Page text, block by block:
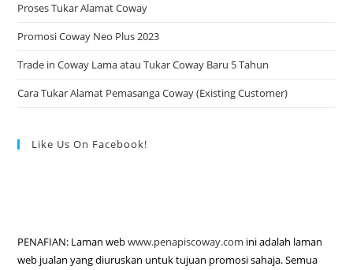
Proses Tukar Alamat Coway
Promosi Coway Neo Plus 2023
Trade in Coway Lama atau Tukar Coway Baru 5 Tahun
Cara Tukar Alamat Pemasanga Coway (Existing Customer)
Like Us On Facebook!
PENAFIAN: Laman webwww.penapiscoway.com ini adalah laman
web jualan yang diuruskan untuk tujuan promosi sahaja. Semua